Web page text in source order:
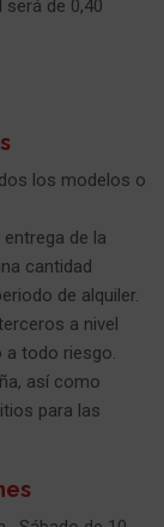
de 0,40
los modelos o
de la
cantidad
de alquiler.
a nivel
a todo riesgo.
así como
para las